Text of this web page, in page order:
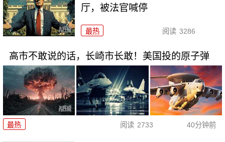
厅，被法官喊停
最热 阅读 3286
高市不敢说的话，长崎市长敢！美国投的原子弹
最热 阅读 2733 40分钟前